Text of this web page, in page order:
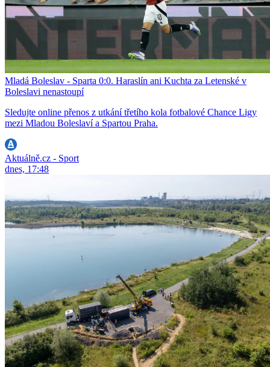
Mladá Boleslav - Sparta 0:0. Haraslín ani Kuchta za Letenské v
Boleslavi nenastoupí
Sledujte online přenos z utkání třetího kola fotbalové Chance Ligy
mezi Mladou Boleslaví a Spartou Praha.
Aktuálně.cz - Sport
dnes, 17:48